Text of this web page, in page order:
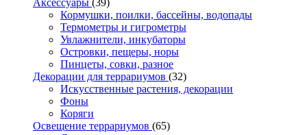
Кормушки, поилки, бассейны, водопады
Термометры и гигрометры
Увлажнители, инкубаторы
Островки, пещеры, норы
Пинцеты, совки, разное
Декорации для террариумов (32)
Искусственные растения, декорации
Фоны
Коряги
Освещение террариумов (65)